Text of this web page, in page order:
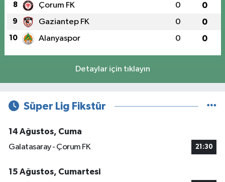
8 Çorum FK 0 0
9 Gaziantep FK 0 0
10 Alanyaspor 0 0
Detaylar için tıklayın
Süper Lig Fikstür
14 Ağustos, Cuma
Galatasaray - Çorum FK
21:30
15 Ağustos, Cumartesi